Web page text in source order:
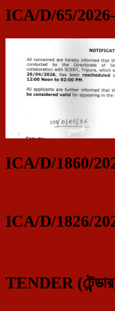
ICA/D/65/
ICA/D/1860/
ICA/D/1826/
TENDER